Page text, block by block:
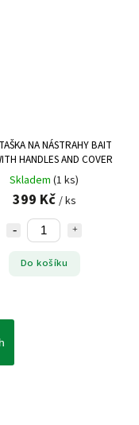
NA NÁSTRAHY BAIT
HANDLES AND COVER
Skladem (1 ks)
399 Kč / ks
Do košíku